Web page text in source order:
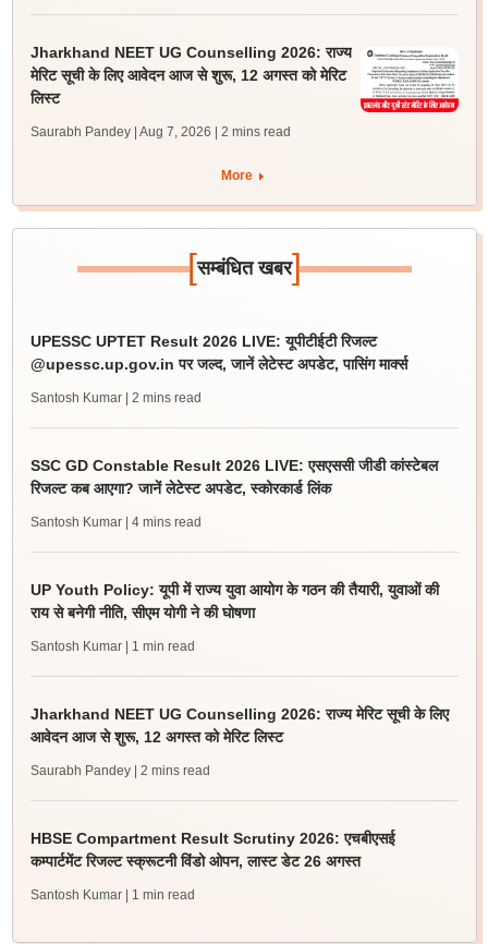
Jharkhand NEET UG Counselling 2026: राज्य
मेरिट सूची के लिए आवेदन आज से शुरू, 12 अगस्त को मेरिट
लिस्ट
Saurabh Pandey | Aug 7, 2026 | 2 mins read
More
[सम्बंधित खबर]
UPESSC UPTET Result 2026 LIVE: यूपीटीईटी रिजल्ट
@upessc.up.gov.in पर जल्द, जानें लेटेस्ट अपडेट, पासिंग मार्क्स
Santosh Kumar | 2 mins read
SSC GD Constable Result 2026 LIVE: एसएससी जीडी कांस्टेबल
रिजल्ट कब आएगा? जानें लेटेस्ट अपडेट, स्कोरकार्ड लिंक
Santosh Kumar | 4 mins read
UP Youth Policy: यूपी में राज्य युवा आयोग के गठन की तैयारी, युवाओं की
राय से बनेगी नीति, सीएम योगी ने की घोषणा
Santosh Kumar | 1 min read
Jharkhand NEET UG Counselling 2026: राज्य मेरिट सूची के लिए
आवेदन आज से शुरू, 12 अगस्त को मेरिट लिस्ट
Saurabh Pandey | 2 mins read
HBSE Compartment Result Scrutiny 2026: एचबीएसई
कम्पार्टमेंट रिजल्ट स्क्रूटनी विंडो ओपन, लास्ट डेट 26 अगस्त
Santosh Kumar | 1 min read